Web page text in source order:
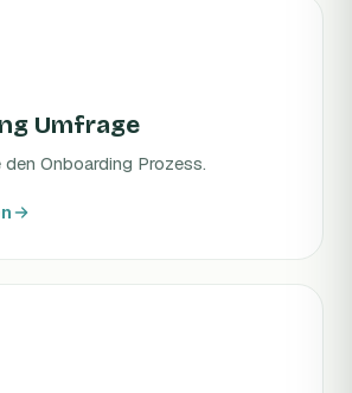
Umfrage
den Onboarding Prozess.